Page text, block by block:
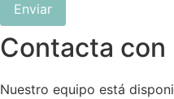
Enviar
Contacta con
Nuestro equipo está